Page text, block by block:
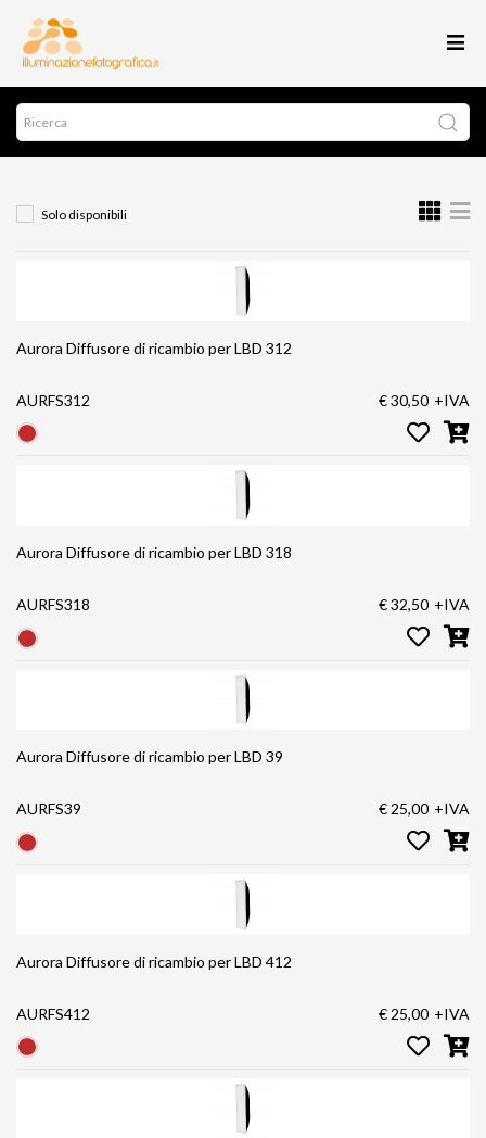
Solo disponibili
Aurora Diffusore di ricambio per LBD 312
AURFS312 € 30,50 +IVA
Aurora Diffusore di ricambio per LBD 318
AURFS318 € 32,50 +IVA
Aurora Diffusore di ricambio per LBD 39
AURFS39 € 25,00 +IVA
Aurora Diffusore di ricambio per LBD 412
AURFS412 € 25,00 +IVA